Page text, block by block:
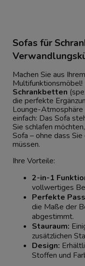
Sofas für
Machen Sie aus
Multifunktionsmöbel!
Schrankbetten
die perfekte
Lounge-Atmosphäre
einfach: Das Sofa
Sie schlafen
Sofa – ohne dass
müssen.
Ihre Vorteile:
2-in-1
vollwertiges
Perfekte
die Maße der
abgestimmt.
Stauraum:
zusätzlichen
Design:
Stoffen und